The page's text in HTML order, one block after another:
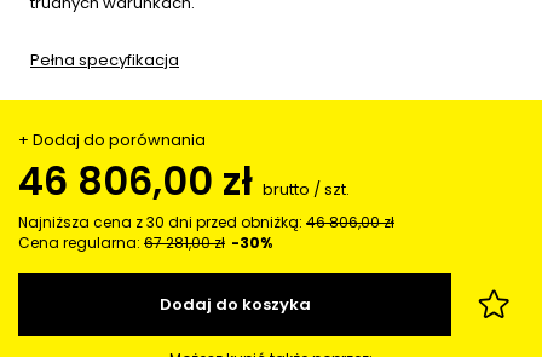
Pełna specyfikacja
+ Dodaj do porównania
46 806,00 zł brutto /szt.
Najniższa cena z 30 dni przed obniżką: 46 806,00 zł
Cena regularna: 67 281,00 zł -30%
Dodaj do koszyka